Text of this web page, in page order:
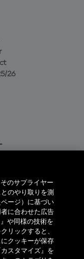
26
そのサプライヤー
のやり取りを測
ージ）に基づい
に合わせた広告
や同様の技術を
リックすると、
クッキーが保存
スタマイズ』を